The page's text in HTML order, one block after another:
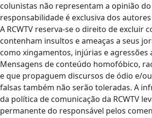
colunistas não representam a opinião
responsabilidade é exclusiva dos
A RCWTV reserva-se o direito de excluir
contenham insultos e ameaças a seus
como xingamentos, injúrias e agressões
Mensagens de conteúdo homofóbico,
e que propaguem discursos de ódio e/
falsas também não serão toleradas. A
da política de comunicação da RCWTV
permanente do responsável pelos